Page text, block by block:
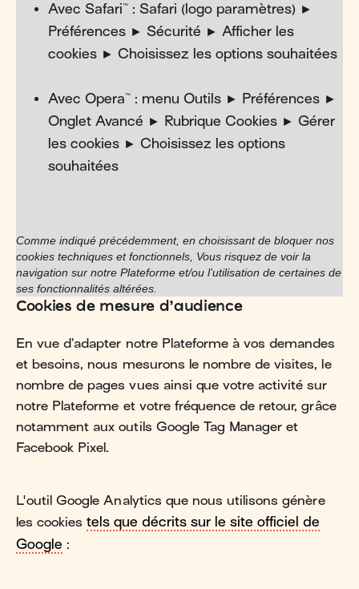
Avec Safari™ : Safari (logo paramètres) ►
Préférences ► Sécurité ► Afficher les
cookies ► Choisissez les options souhaitées
Avec Opera™ : menu Outils ► Préférences ►
Onglet Avancé ► Rubrique Cookies ► Gérer
les cookies ► Choisissez les options
souhaitées
Comme indiqué précédemment, en choisissant de bloquer nos
cookies techniques et fonctionnels, Vous risquez de voir la
navigation sur notre Plateforme et/ou l’utilisation de certaines de
ses fonctionnalités altérées.
Cookies de mesure d’audience
En vue d’adapter notre Plateforme à vos demandes
et besoins, nous mesurons le nombre de visites, le
nombre de pages vues ainsi que votre activité sur
notre Plateforme et votre fréquence de retour, grâce
notamment aux outils Google Tag Manager et
Facebook Pixel.
L'outil Google Analytics que nous utilisons génère
les cookiestels que décrits sur le site officiel de
Google :